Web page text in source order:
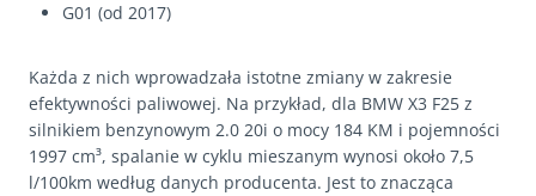
G01 (od 2017)
Każda z nich wprowadzała istotne zmiany w zakresie
efektywności paliwowej. Na przykład, dla BMW X3 F25 z
silnikiem benzynowym 2.0 20i o mocy 184 KM i pojemności
1997 cm³, spalanie w cyklu mieszanym wynosi około 7,5
l/100km według danych producenta. Jest to znacząca